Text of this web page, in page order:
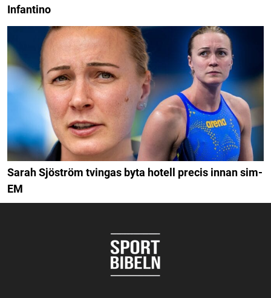
Infantino
Sarah Sjöström tvingas byta hotell precis innan sim-
EM